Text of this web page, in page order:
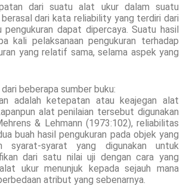
dari suatu alat ukur dalam suatu
dari kata reliability yang terdiri dari
dapat dipercaya. Suatu hasil
kali pelaksanaan pengukuran terhadap
yang relatif sama, selama aspek yang
beberapa sumber buku:
adalah ketepatan atau keajegan alat
alat penilaian tersebut digunakan
& Lehmann (1973:102), reliabilitas
buah hasil pengukuran pada objek yang
syarat-syarat yang digunakan untuk
dari satu nilai uji dengan cara yang
ukur menunjuk kepada sejauh mana
atribut yang sebenarnya.